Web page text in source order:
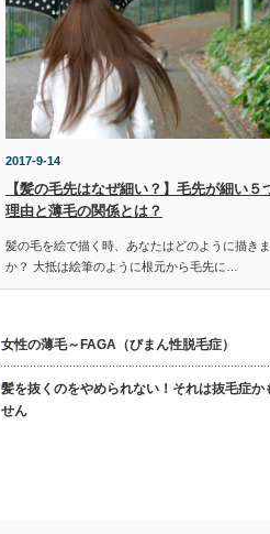
2017-9-14
【髪の毛先はなぜ細い？】毛先が細い５
理由と薄毛の関係とは？
髪の毛を絵で描く時、あなたはどのように描き
か？ 大抵は絵筆のように根元から毛先に…
女性の薄毛～FAGA（びまん性脱毛症）
髪を抜くのをやめられない！それは抜毛症か
せん